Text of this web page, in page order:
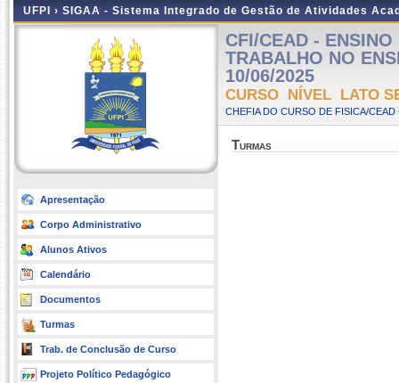
UFPI › SIGAA - Sistema Integrado de Gestão de Atividades
Apresentação
Corpo Administrativo
Alunos Ativos
Calendário
Documentos
Turmas
Trab. de Conclusão de Curso
Projeto Político Pedagógico
CFI/CEAD -
TRABALHO NO
10/06/2025
CURSO NÍVEL LATO
CHEFIA DO CURSO DE FISICA/CEAD
Turmas